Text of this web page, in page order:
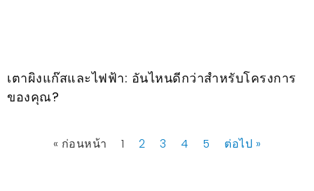
เตาผิงแก๊สและไฟฟ้า: อันไหนดีกว่าสำหรับโครงการ
ของคุณ?
« ก่อนหน้า 1 2 3 4 5 ต่อไป »